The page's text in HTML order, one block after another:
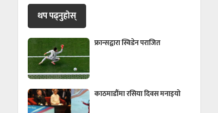
थप पढ्नुहाेस्
फ्रान्सद्वारा स्विडेन पराजित
काठमाडौंमा रसिया दिवस मनाइयो